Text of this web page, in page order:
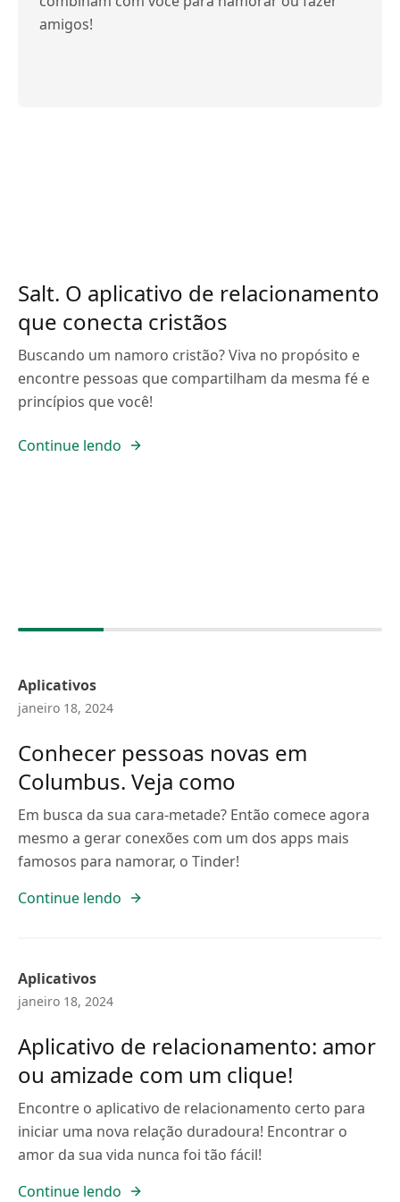
amigos!
Salt. O aplicativo de relacionamento
que conecta cristãos
Buscando um namoro cristão? Viva no propósito e
encontre pessoas que compartilham da mesma fé e
princípios que você!
Continue lendo
Aplicativos
janeiro 18, 2024
Conhecer pessoas novas em
Columbus. Veja como
Em busca da sua cara-metade? Então comece agora
mesmo a gerar conexões com um dos apps mais
famosos para namorar, o Tinder!
Continue lendo
Aplicativos
janeiro 18, 2024
Aplicativo de relacionamento: amor
ou amizade com um clique!
Encontre o aplicativo de relacionamento certo para
iniciar uma nova relação duradoura! Encontrar o
amor da sua vida nunca foi tão fácil!
Continue lendo